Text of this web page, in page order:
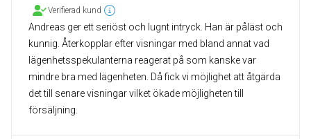
Verifierad kund
Andreas ger ett seriöst och lugnt intryck. Han är påläst och
kunnig. Återkopplar efter visningar med bland annat vad
lägenhetsspekulanterna reagerat på som kanske var
mindre bra med lägenheten. Då fick vi möjlighet att åtgärda
det till senare visningar vilket ökade möjligheten till
försäljning.